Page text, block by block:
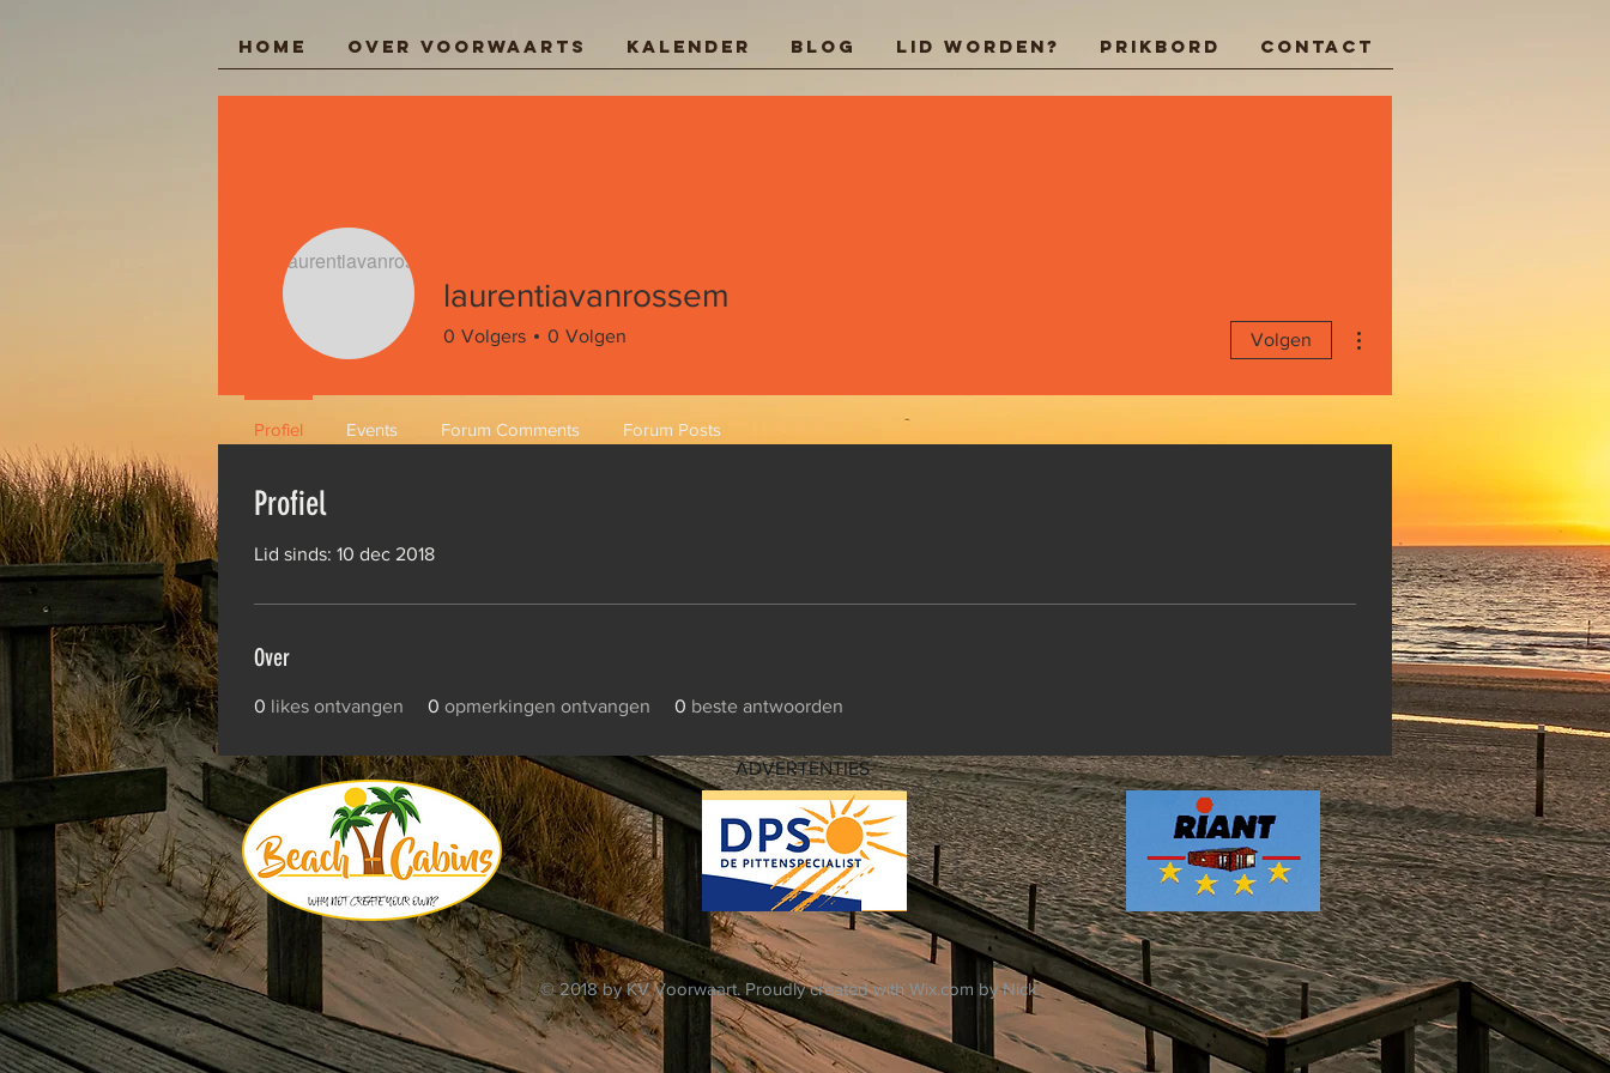
Home Over Voorwaarts Kalender Blog Lid worden? Prikbord Contact
Profiel
Lid sinds: 10 dec 2018
Over
0 likes ontvangen 0 opmerkingen ontvangen 0 beste antwoorden
laurentiavanrossem
0 Volgers 0 Volgen Volgen
Profiel Events Forum Comments Forum Posts
ADVERTENTIES
© 2018 by KV Voorwaart. Proudly created with Wix.com by Nick